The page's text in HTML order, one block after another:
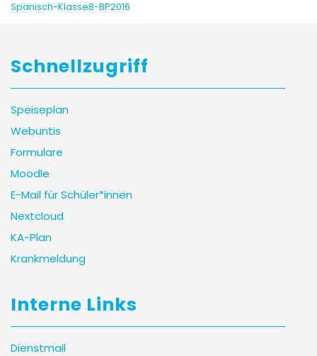
Spanisch-Klasse8-BP2016
Schnellzugriff
Speiseplan
Webuntis
Formulare
Moodle
E-Mail für Schüler*innen
Nextcloud
KA-Plan
Krankmeldung
Interne Links
Dienstmail